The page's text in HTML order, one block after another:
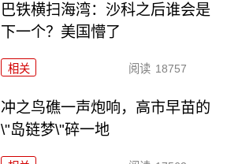
巴铁横扫海湾：沙科之后谁会是
下一个？美国懵了
相关 阅读 18757
冲之鸟礁一声炮响，高市早苗的
\"岛链梦\"碎一地